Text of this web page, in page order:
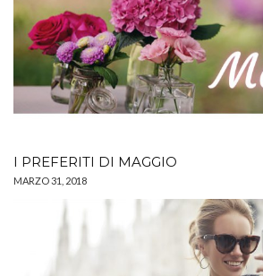
I PREFERITI DI MAGGIO
MARZO 31, 2018